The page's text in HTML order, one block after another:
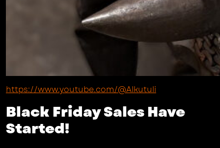
https://www.youtube.com/@Alkutuli
Black Friday Sales Have
Started!